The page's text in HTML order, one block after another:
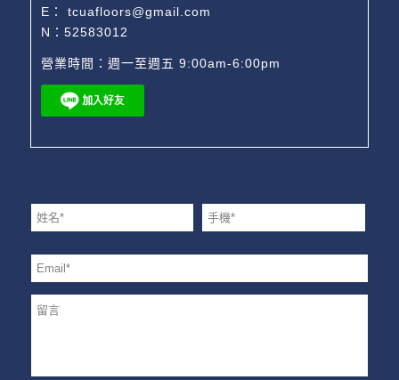
E：
tcuafloors@gmail.com
N：52583012
營業時間：週一至週五 9:00am-6:00pm